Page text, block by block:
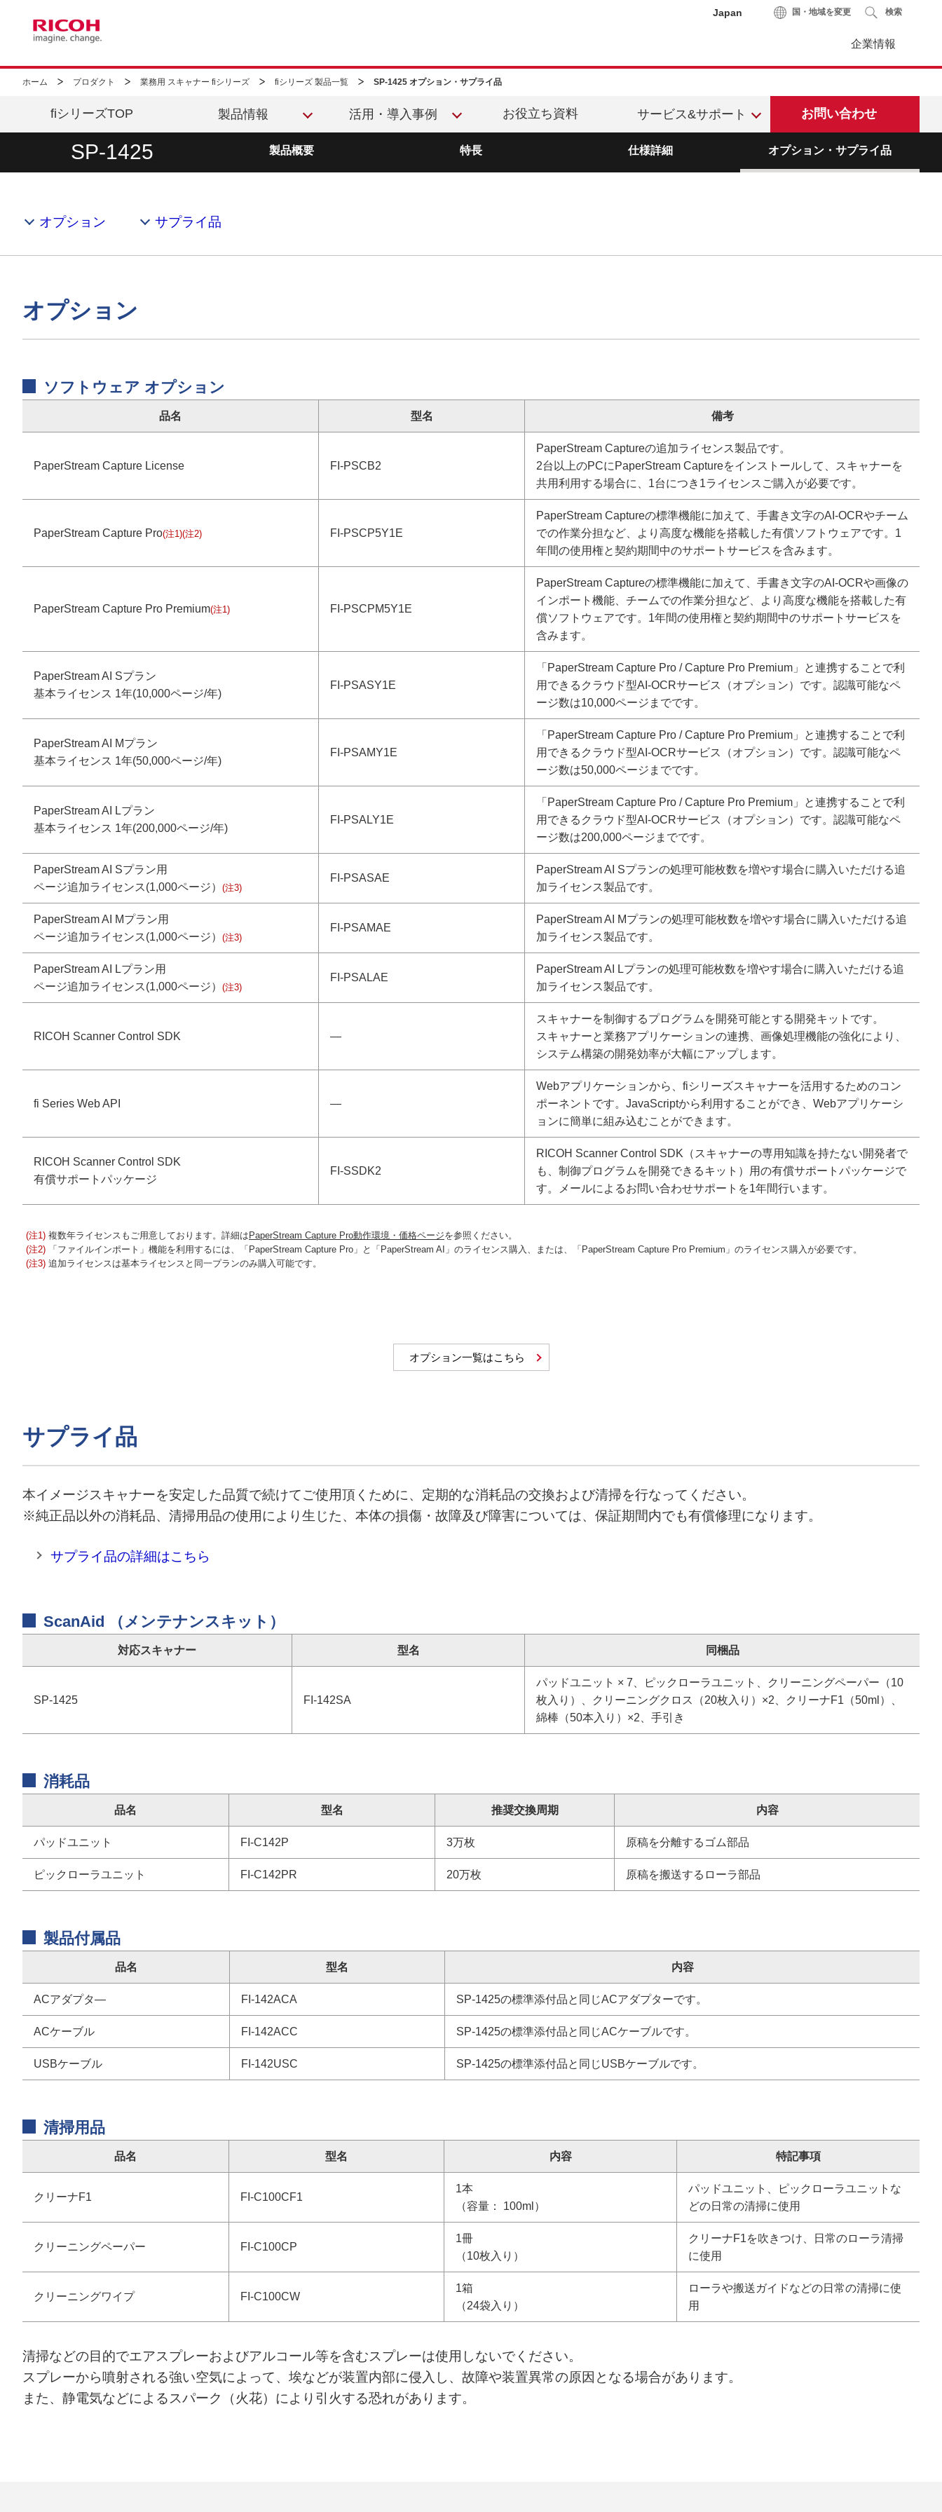
Japan 国・地域を変更 検索
企業情報
ホーム プロダクト 業務用 スキャナー fiシリーズ fiシリーズ 製品一覧 SP-1425 オプション・サプライ品
fiシリーズTOP 製品情報 活用・導入事例 お役立ち資料 サービス&サポート お問い合わせ
SP-1425 製品概要 特長 仕様詳細 オプション・サプライ品
オプション サプライ品
オプション
ソフトウェア オプション
品名 型名 備考
PaperStream Capture License FI-PSCB2
PaperStream Captureの追加ライセンス製品です。
2台以上のPCにPaperStream Captureをインストールして、スキャナーを
共用利用する場合に、1台につき1ライセンスご購入が必要です。
PaperStream Capture Pro(注1)(注2) FI-PSCP5Y1E
PaperStream Captureの標準機能に加えて、手書き文字のAI-OCRやチーム
での作業分担など、より高度な機能を搭載した有償ソフトウェアです。1
年間の使用権と契約期間中のサポートサービスを含みます。
PaperStream Capture Pro Premium(注1) FI-PSCPM5Y1E
PaperStream Captureの標準機能に加えて、手書き文字のAI-OCRや画像の
インポート機能、チームでの作業分担など、より高度な機能を搭載した有
償ソフトウェアです。1年間の使用権と契約期間中のサポートサービスを
含みます。
PaperStream AI Sプラン
基本ライセンス 1年(10,000ページ/年)
FI-PSASY1E
「PaperStream Capture Pro / Capture Pro Premium」と連携することで利
用できるクラウド型AI-OCRサービス（オプション）です。認識可能なペ
ージ数は10,000ページまでです。
PaperStream AI Mプラン
基本ライセンス 1年(50,000ページ/年)
FI-PSAMY1E
「PaperStream Capture Pro / Capture Pro Premium」と連携することで利
用できるクラウド型AI-OCRサービス（オプション）です。認識可能なペ
ージ数は50,000ページまでです。
PaperStream AI Lプラン
基本ライセンス 1年(200,000ページ/年)
FI-PSALY1E
「PaperStream Capture Pro / Capture Pro Premium」と連携することで利
用できるクラウド型AI-OCRサービス（オプション）です。認識可能なペ
ージ数は200,000ページまでです。
PaperStream AI Sプラン用
ページ追加ライセンス(1,000ページ） (注3)
FI-PSASAE
PaperStream AI Sプランの処理可能枚数を増やす場合に購入いただける追
加ライセンス製品です。
PaperStream AI Mプラン用
ページ追加ライセンス(1,000ページ） (注3)
FI-PSAMAE
PaperStream AI Mプランの処理可能枚数を増やす場合に購入いただける追
加ライセンス製品です。
PaperStream AI Lプラン用
ページ追加ライセンス(1,000ページ） (注3)
FI-PSALAE
PaperStream AI Lプランの処理可能枚数を増やす場合に購入いただける追
加ライセンス製品です。
RICOH Scanner Control SDK ―
スキャナーを制御するプログラムを開発可能とする開発キットです。
スキャナーと業務アプリケーションの連携、画像処理機能の強化により、
システム構築の開発効率が大幅にアップします。
fi Series Web API ―
Webアプリケーションから、fiシリーズスキャナーを活用するためのコン
ポーネントです。JavaScriptから利用することができ、Webアプリケーシ
ョンに簡単に組み込むことができます。
RICOH Scanner Control SDK
有償サポートパッケージ
FI-SSDK2
RICOH Scanner Control SDK（スキャナーの専用知識を持たない開発者で
も、制御プログラムを開発できるキット）用の有償サポートパッケージで
す。メールによるお問い合わせサポートを1年間行います。
(注1) 複数年ライセンスもご用意しております。詳細は PaperStream Capture Pro動作環境・価格ページを参照ください。
(注2) 「ファイルインポート」機能を利用するには、「PaperStream Capture Pro」と「PaperStream AI」のライセンス購入、または、「PaperStream Capture Pro Premium」のライセンス購入が必要です。
(注3) 追加ライセンスは基本ライセンスと同一プランのみ購入可能です。
オプション一覧はこちら
サプライ品
本イメージスキャナーを安定した品質で続けてご使用頂くために、定期的な消耗品の交換および清掃を行なってください。
※純正品以外の消耗品、清掃用品の使用により生じた、本体の損傷・故障及び障害については、保証期間内でも有償修理になります。
サプライ品の詳細はこちら
ScanAid （メンテナンスキット）
対応スキャナー 型名 同梱品
SP-1425 FI-142SA
パッドユニット × 7、ピックローラユニット、クリーニングペーパー（10
枚入り）、クリーニングクロス（20枚入り）×2、クリーナF1（50ml）、
綿棒（50本入り）×2、手引き
消耗品
品名 型名 推奨交換周期 内容
パッドユニット FI-C142P 3万枚 原稿を分離するゴム部品
ピックローラユニット FI-C142PR 20万枚 原稿を搬送するローラ部品
製品付属品
品名 型名 内容
ACアダプタ― FI-142ACA SP-1425の標準添付品と同じACアダプターです。
ACケーブル FI-142ACC SP-1425の標準添付品と同じACケーブルです。
USBケーブル FI-142USC SP-1425の標準添付品と同じUSBケーブルです。
清掃用品
品名 型名 内容 特記事項
クリーナF1 FI-C100CF1
1本
（容量： 100ml）
パッドユニット、ピックローラユニットな
どの日常の清掃に使用
クリーニングペーパー FI-C100CP
1冊
（10枚入り）
クリーナF1を吹きつけ、日常のローラ清掃
に使用
クリーニングワイプ FI-C100CW
1箱
（24袋入り）
ローラや搬送ガイドなどの日常の清掃に使
用
清掃などの目的でエアスプレーおよびアルコール等を含むスプレーは使用しないでください。
スプレーから噴射される強い空気によって、埃などが装置内部に侵入し、故障や装置異常の原因となる場合があります。
また、静電気などによるスパーク（火花）により引火する恐れがあります。